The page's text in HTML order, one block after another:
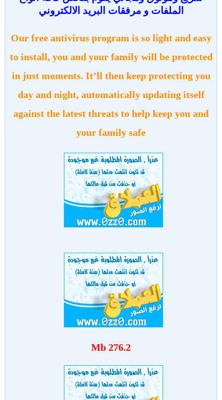
الملفات و مرفقات البريد الالكتروني
Our free antivirus program is so light and easy
to install, you and your family will be protected
in just moments. It’ll then keep protecting you
day and night, automatically updating itself
against the latest threats to help keep you and
your family safe
276.2 Mb